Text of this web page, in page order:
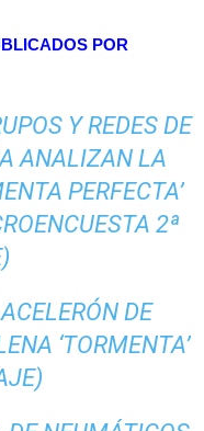
POR
Y REDES DE
ANALIZAN LA
PERFECTA’
2ª
DE
‘TORMENTA’